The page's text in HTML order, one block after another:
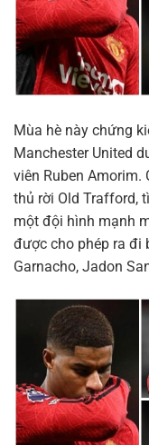
Mùa hè này chứng
Manchester United
viên Ruben Amorim.
thủ rời Old Trafford,
một đội hình mạnh
được cho phép ra đi
Garnacho, Jadon